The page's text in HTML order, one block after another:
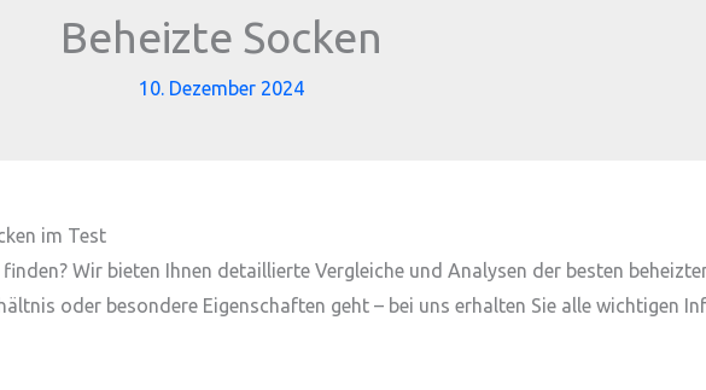
Beheizte Socken
10. Dezember 2024
im Test
Wir bieten Ihnen detaillierte Vergleiche und Analysen der besten
oder besondere Eigenschaften geht – bei uns erhalten Sie alle wichtigen